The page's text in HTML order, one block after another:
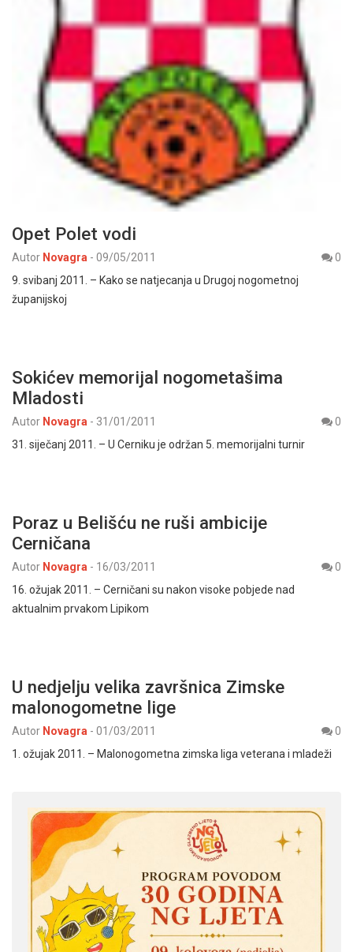
Opet Polet vodi
Autor Novagra - 09/05/2011
0
9. svibanj 2011. – Kako se natjecanja u Drugoj nogometnoj
županijskoj
Sokićev memorijal nogometašima
Mladosti
Autor Novagra - 31/01/2011
0
31. siječanj 2011. – U Cerniku je održan 5. memorijalni turnir
Poraz u Belišću ne ruši ambicije
Cerničana
Autor Novagra - 16/03/2011
0
16. ožujak 2011. – Cerničani su nakon visoke pobjede nad
aktualnim prvakom Lipikom
U nedjelju velika završnica Zimske
malonogometne lige
Autor Novagra - 01/03/2011
0
1. ožujak 2011. – Malonogometna zimska liga veterana i mladeži